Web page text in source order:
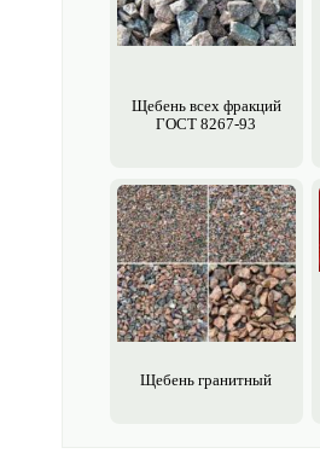
Щебень всех фракций
ГОСТ 8267-93
Щебень гранитный